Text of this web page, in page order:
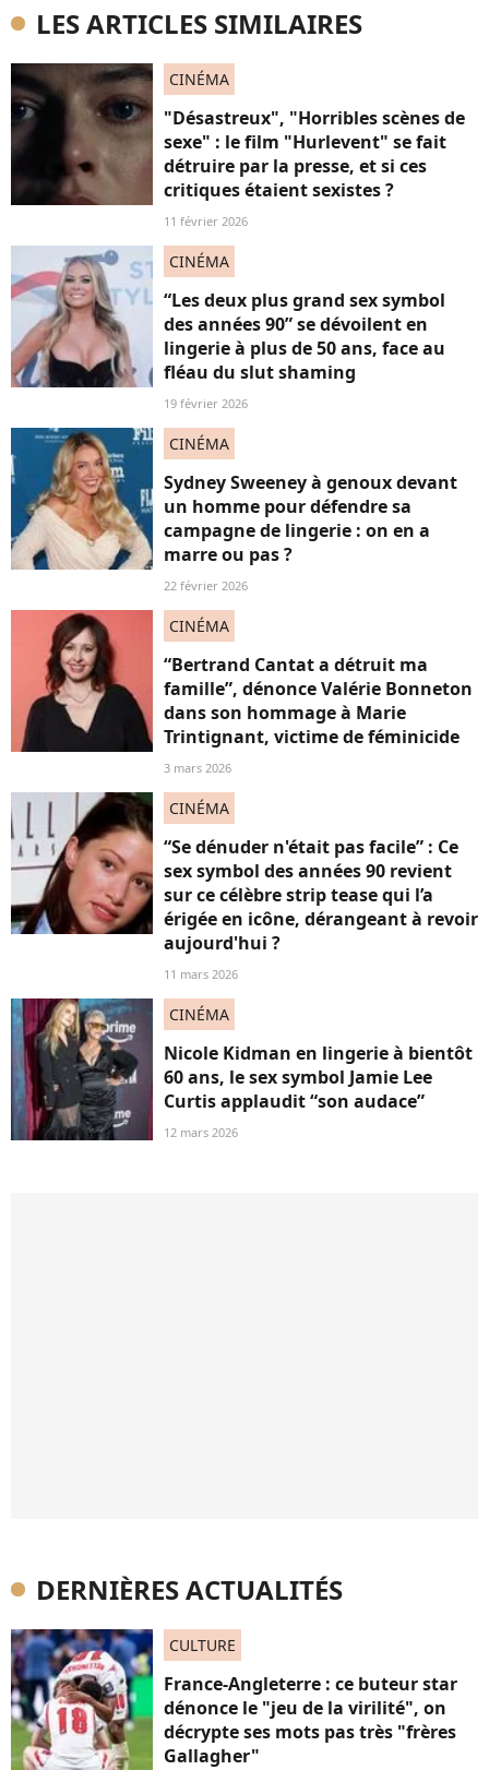
LES ARTICLES SIMILAIRES
CINÉMA
"Désastreux", "Horribles scènes de
sexe" : le film "Hurlevent" se fait
détruire par la presse, et si ces
critiques étaient sexistes ?
11 février 2026
CINÉMA
“Les deux plus grand sex symbol
des années 90” se dévoilent en
lingerie à plus de 50 ans, face au
fléau du slut shaming
19 février 2026
CINÉMA
Sydney Sweeney à genoux devant
un homme pour défendre sa
campagne de lingerie : on en a
marre ou pas ?
22 février 2026
CINÉMA
“Bertrand Cantat a détruit ma
famille”, dénonce Valérie Bonneton
dans son hommage à Marie
Trintignant, victime de féminicide
3 mars 2026
CINÉMA
“Se dénuder n'était pas facile” : Ce
sex symbol des années 90 revient
sur ce célèbre strip tease qui l’a
érigée en icône, dérangeant à revoir
aujourd'hui ?
11 mars 2026
CINÉMA
Nicole Kidman en lingerie à bientôt
60 ans, le sex symbol Jamie Lee
Curtis applaudit “son audace”
12 mars 2026
DERNIÈRES ACTUALITÉS
CULTURE
France-Angleterre : ce buteur star
dénonce le "jeu de la virilité", on
décrypte ses mots pas très "frères
Gallagher"